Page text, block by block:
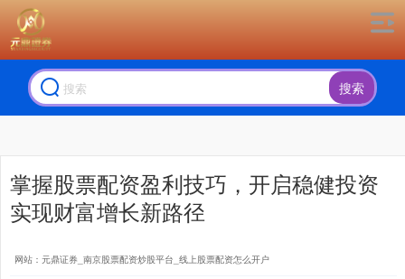
搜索
掌握股票配资盈利技巧，开启稳健投资
实现财富增长新路径
网站：元鼎证券_南京股票配资炒股平台_线上股票配资怎么开户